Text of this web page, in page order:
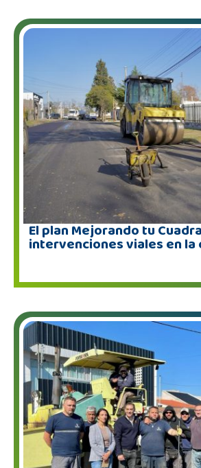
El plan Mejorando tu
intervenciones viales en la